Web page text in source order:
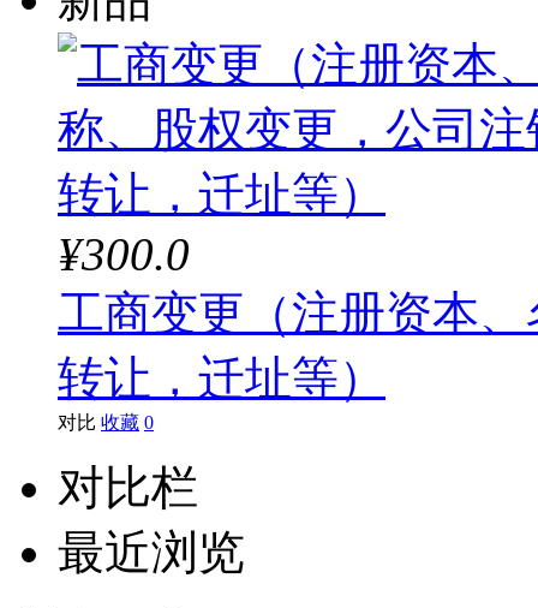
¥300.0
工商变更（注册资本
转让，迁址等）
对比 收藏 0
对比栏
最近浏览